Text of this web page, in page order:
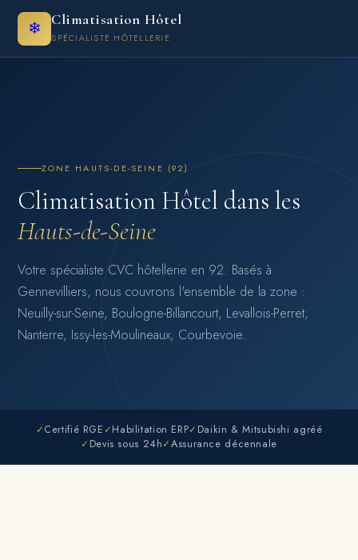
❄ Climatisation Hôtel
SPÉCIALISTE HÔTELLERIE
ZONE HAUTS-DE-SEINE (92)
Climatisation Hôtel dans les
Hauts-de-Seine
Votre spécialiste CVC hôtellerie en 92. Basés à
Gennevilliers, nous couvrons l'ensemble de la zone :
Neuilly-sur-Seine, Boulogne-Billancourt, Levallois-Perret,
Nanterre, Issy-les-Moulineaux, Courbevoie.
✓Certifié RGE ✓Habilitation ERP✓ Daikin & Mitsubishi agréé
✓ Devis sous 24h✓Assurance décennale